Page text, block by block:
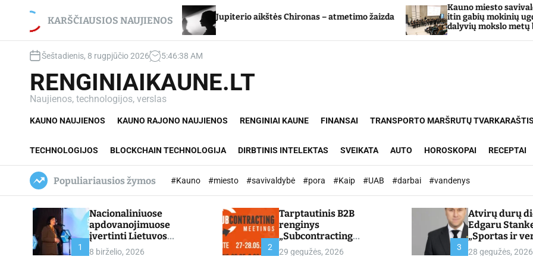
KARŠČIAUSIOS NAUJIENOS
Stancikui – net du
Jupiterio aikštės Chironas – atmetimo žaizda
Kauno miesto savivaldybė
itin gabių mokinių ugdymo programos
dalyvių mokslo metų baigimo šventė
Šeštadienis, 8 rugpjūčio 2026 5:46:39 AM
RENGINIAIKAUNE.LT
Naujienos, technologijos, verslas
KAUNO NAUJIENOS KAUNO RAJONO NAUJIENOS RENGINIAI KAUNE FINANSAI TRANSPORTO MARŠRUTŲ
TECHNOLOGIJOS BLOCKCHAIN TECHNOLOGIJA DIRBTINIS INTELEKTAS SVEIKATA AUTO HOROSKOPAI RECEPTAI
Populiariausios žymos #Kauno #miesto #savivaldybė #pora #Kaip #UAB #darbai #vandenys
1
Nacionaliniuose
apdovanojimuose
įvertinti Lietuvos
profesinio mokymo
lyderiai
8 birželio, 2026 2
Tarptautinis B2B
renginys
„Subcontracting
Meetings 2026“ –
chamber.lt
29 gegužės, 2026 3
Atvirų durų
Edgaru
„Sportas ir
partnerystės,
kuria vertę“ –
28 gegužės, 2026